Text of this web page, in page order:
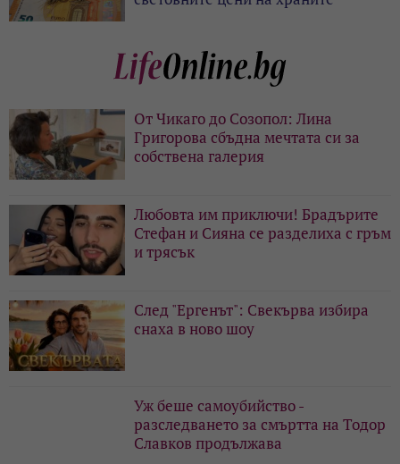
От Чикаго до Созопол: Лина
Григорова сбъдна мечтата си за
собствена галерия
Любовта им приключи! Брадърите
Стефан и Сияна се разделиха с гръм
и трясък
След "Ергенът": Свекърва избира
снаха в ново шоу
Уж беше самоубийство -
разследването за смъртта на Тодор
Славков продължава